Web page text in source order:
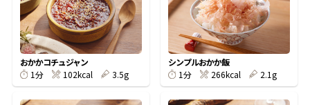
レシピ特設サイト
割烹白だしレシピ特集
だし巻き卵特集
おかかコチュジャン
1分
102kcal 3.5g
シンプルおかか飯
1分
266kcal 2.1g